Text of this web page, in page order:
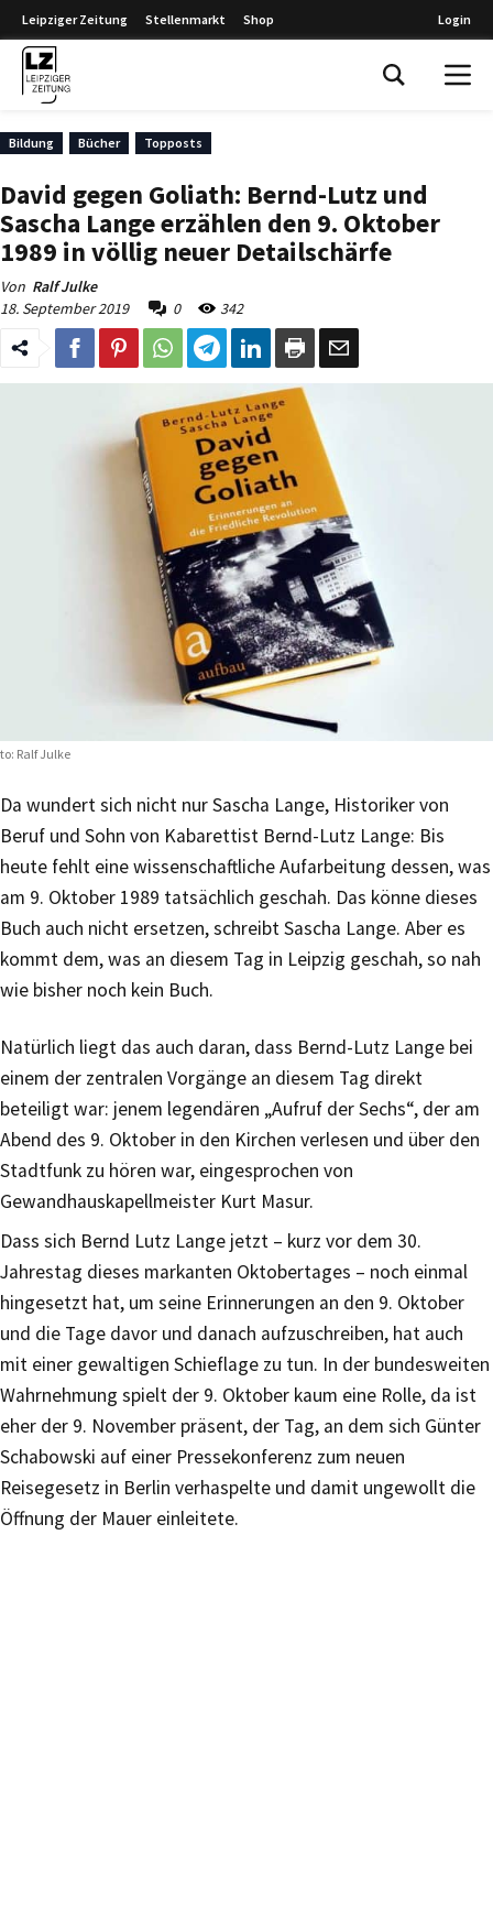
Leipziger Zeitung Stellenmarkt Shop Login
Bildung Bücher Topposts
David gegen Goliath: Bernd-Lutz und
Sascha Lange erzählen den 9. Oktober
1989 in völlig neuer Detailschärfe
Von Ralf Julke
18. September 2019
0 342
Ralf Julke
Da wundert sich nicht nur Sascha Lange, Historiker von
Beruf und Sohn von Kabarettist Bernd-Lutz Lange: Bis
heute fehlt eine wissenschaftliche Aufarbeitung dessen, was
am 9. Oktober 1989 tatsächlich geschah. Das könne dieses
Buch auch nicht ersetzen, schreibt Sascha Lange. Aber es
kommt dem, was an diesem Tag in Leipzig geschah, so nah
wie bisher noch kein Buch.
Natürlich liegt das auch daran, dass Bernd-Lutz Lange bei
einem der zentralen Vorgänge an diesem Tag direkt
beteiligt war: jenem legendären „Aufruf der Sechs“, der am
Abend des 9. Oktober in den Kirchen verlesen und über den
Stadtfunk zu hören war, eingesprochen von
Gewandhauskapellmeister Kurt Masur.
Dass sich Bernd Lutz Lange jetzt – kurz vor dem 30.
Jahrestag dieses markanten Oktobertages – noch einmal
hingesetzt hat, um seine Erinnerungen an den 9. Oktober
und die Tage davor und danach aufzuschreiben, hat auch
mit einer gewaltigen Schieflage zu tun. In der bundesweiten
Wahrnehmung spielt der 9. Oktober kaum eine Rolle, da ist
eher der 9. November präsent, der Tag, an dem sich Günter
Schabowski auf einer Pressekonferenz zum neuen
Reisegesetz in Berlin verhaspelte und damit ungewollt die
Öffnung der Mauer einleitete.